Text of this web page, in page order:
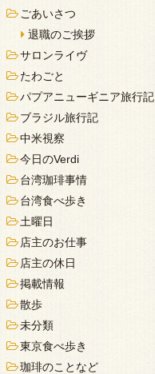
ごあいさつ
退職のご挨拶
サロンライヴ
たわごと
パプアニューギニア旅行記
ブラジル旅行記
中米視察
今日のVerdi
台湾珈琲事情
台湾食べ歩き
土曜日
店主のお仕事
店主の休日
掲載情報
散歩
未分類
東京食べ歩き
珈琲のことなど